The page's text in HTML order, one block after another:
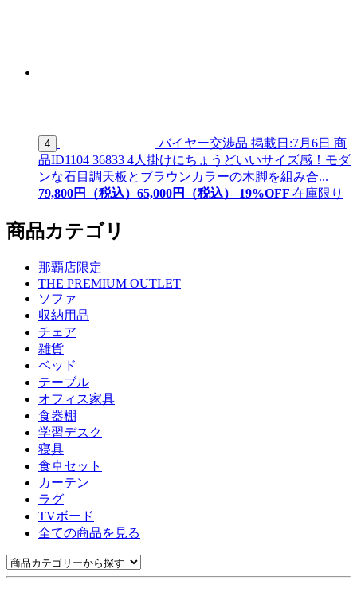
4 バイヤー交渉品 掲載日:7月6日 商
品ID1104 36833 4人掛けにちょうどいいサイズ感！モダ
ンな石目調天板とブラウンカラーの木脚を組み合...
79,800円（税込） 65,000円（税込） 19%OFF 在庫限り
商品カテゴリ
那覇店限定
THE PREMIUM OUTLET
ソファ
収納用品
チェア
雑貨
ベッド
テーブル
オフィス家具
食器棚
学習デスク
寝具
食卓セット
カーテン
ラグ
TVボード
全ての商品を見る